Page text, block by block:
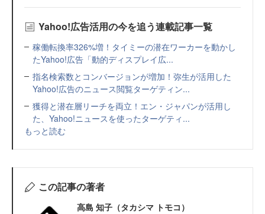
Yahoo!広告活用の今を追う連載記事一覧
稼働転換率326%増！タイミーの潜在ワーカーを動かし
たYahoo!広告「動的ディスプレイ広...
指名検索数とコンバージョンが増加！弥生が活用した
Yahoo!広告のニュース閲覧ターゲティン...
獲得と潜在層リーチを両立！エン・ジャパンが活用し
た、Yahoo!ニュースを使ったターゲティ...
もっと読む
この記事の著者
高島 知子（タカシマ トモコ）